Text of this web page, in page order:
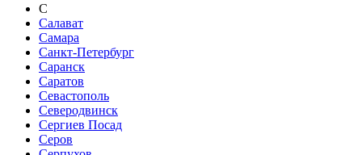
С
Салават
Самара
Санкт-Петербург
Саранск
Саратов
Севастополь
Северодвинск
Сергиев Посад
Серов